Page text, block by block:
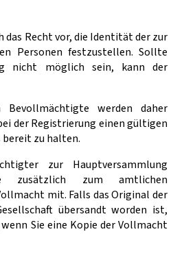
das Recht vor, die Identität der zur
Personen festzustellen. Sollte
nicht möglich sein, kann der
werden daher
der Registrierung einen gültigen
zu halten.
zur Hauptversammlung
zusätzlich zum amtlichen
mit. Falls das Original der
übersandt worden ist,
Sie eine Kopie der Vollmacht